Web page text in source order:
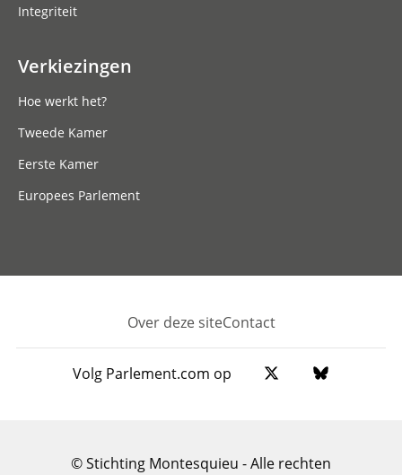
Integriteit
Verkiezingen
Hoe werkt het?
Tweede Kamer
Eerste Kamer
Europees Parlement
Footer
Over deze siteContact
Volg Parlement.com op
© Stichting Montesquieu - Alle rechten